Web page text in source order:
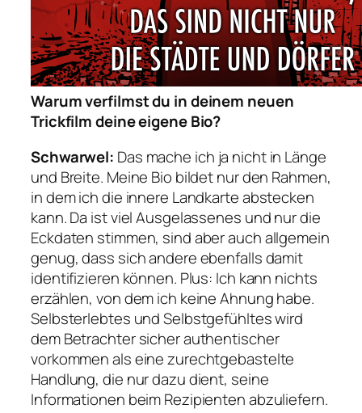
Warum verfilmst du in deinem neuen
Trickfilm deine eigene Bio?
Schwarwel: Das mache ich ja nicht in Länge
und Breite. Meine Bio bildet nur den Rahmen,
in dem ich die innere Landkarte abstecken
kann. Da ist viel Ausgelassenes und nur die
Eckdaten stimmen, sind aber auch allgemein
genug, dass sich andere ebenfalls damit
identifizieren können. Plus: Ich kann nichts
erzählen, von dem ich keine Ahnung habe.
Selbsterlebtes und Selbstgefühltes wird
dem Betrachter sicher authentischer
vorkommen als eine zurechtgebastelte
Handlung, die nur dazu dient, seine
Informationen beim Rezipienten abzuliefern.